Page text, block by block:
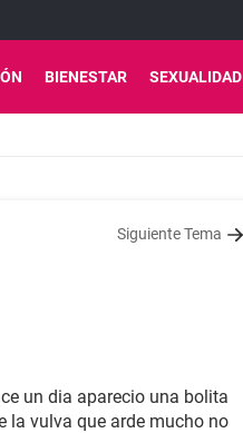
BIENESTAR SEXUALIDAD
Siguiente Tema
un dia aparecio una bolita
la vulva que arde mucho no